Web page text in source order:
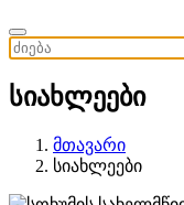
სიახლეები
მთავარი
სიახლეები